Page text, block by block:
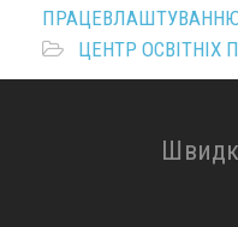
ПРАЦЕВЛАШТУВАННЮ
ЦЕНТР ОСВІТНІХ